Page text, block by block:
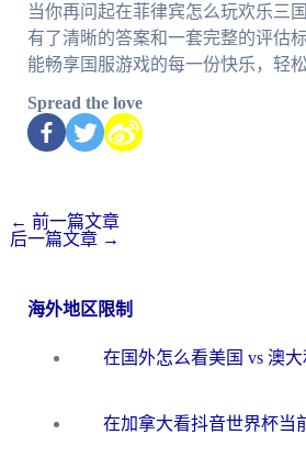
当你再问起在菲律宾怎么玩欢乐三
有了清晰的答案和一套完整的评估
能畅享国服游戏的每一份快乐，轻
Spread the love
← 前一篇文章
后一篇文章 →
海外地区限制